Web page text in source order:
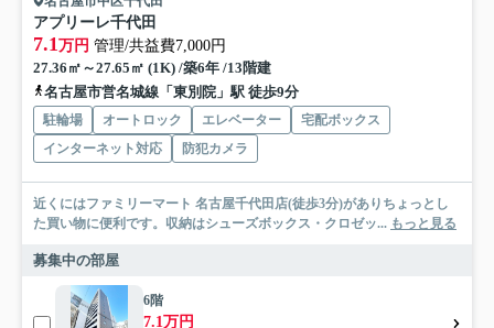
アプリーレ千代田
7.1万円 管理/共益費7,000円
27.36㎡～27.65㎡ (1K) /築6年 /13階建
名古屋市営名城線「東別院」駅 徒歩9分
駐輪場 オートロック エレベーター
宅配ボックス
インターネット対応
防犯カメラ
近くにはファミリーマート 名古屋千代田店(徒歩3分)がありちょっとし
た買い物に便利です。収納はシューズボックス・クロゼッ... もっと見る
募集中の部屋
6階
7.1万円